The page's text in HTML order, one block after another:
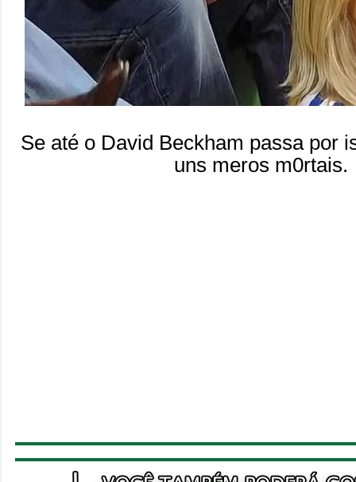
Se até o David Beckham passa por
uns meros m0rtais.